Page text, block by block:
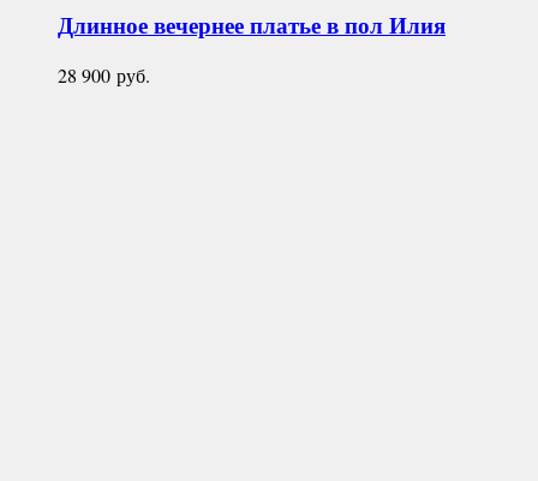
Длинное вечернее платье в полИлия
28 900 руб.